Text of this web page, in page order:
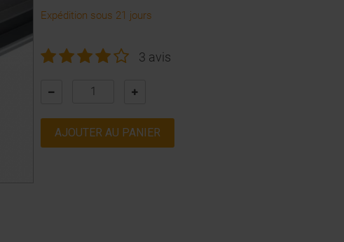
Expédition sous 21 jours
3 avis
AJOUTER AU PANIER